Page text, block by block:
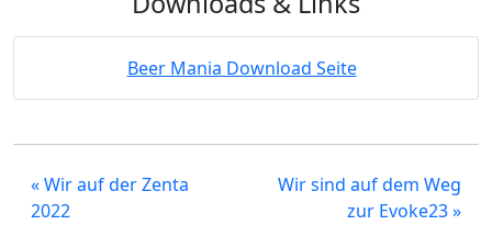
Beer Mania Download Seite
« Wir auf der Zenta
2022
Wir sind auf dem Weg
zur Evoke23 »